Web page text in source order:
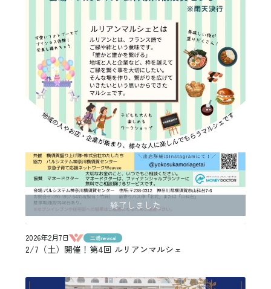
終了しました
2026年2月7日 三浦newcal
2/7（土）開催！第4回 ルリアンマルシェ